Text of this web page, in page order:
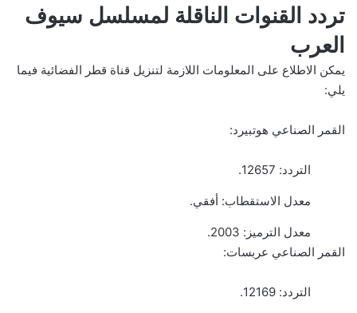
تردد القنوات الناقلة لمسلسل سيوف
العرب
يمكن الاطلاع على المعلومات اللازمة لتنزيل قناة قطر الفضائية فيما
يلي:
القمر الصناعي هوتبيرد:
التردد: 12657.
معدل الاستقطاب: أفقي.
معدل الترميز: 2003.
القمر الصناعي عربسات:
التردد: 12169.